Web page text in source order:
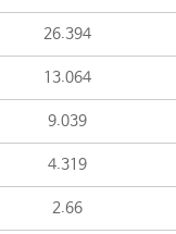
26.394
13.064
9.039
4.319
2.66